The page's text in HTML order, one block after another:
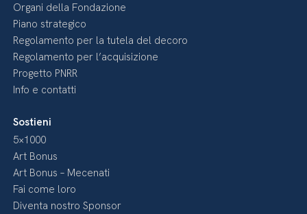
Organi della Fondazione
Piano strategico
Regolamento per la tutela del decoro
Regolamento per l’acquisizione
Progetto PNRR
Info e contatti
Sostieni
5×1000
Art Bonus
Art Bonus – Mecenati
Fai come loro
Diventa nostro Sponsor